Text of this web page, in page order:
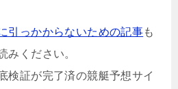
引っかからないための記事も
みください。
検証が完了済の競艇予想サイ